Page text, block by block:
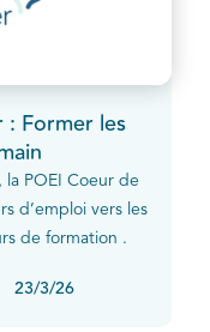
: Former les
la POEI Coeur de
d’emploi vers les
de formation .
23/3/26